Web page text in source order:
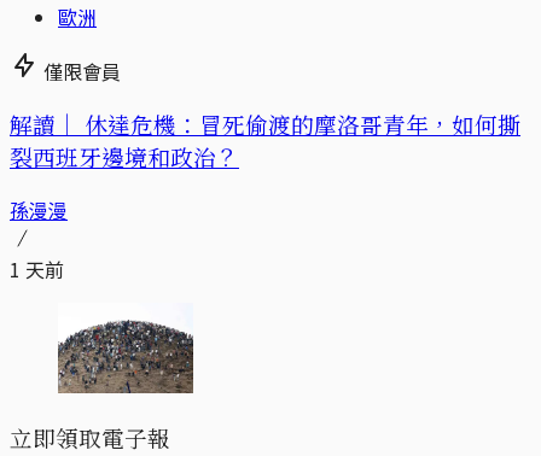
歐洲
僅限會員
解讀｜ 休達危機：冒死偷渡的摩洛哥青年，如何撕
裂西班牙邊境和政治？
孫漫漫
1 天前
立即領取電子報